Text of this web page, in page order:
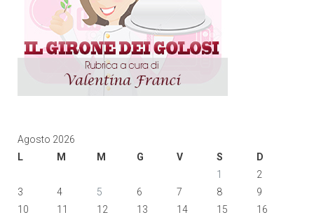
Agosto 2026
L
M M G V S
D
1
2
3
4 5 6 7 8
9
10
11 12 13 14 15
16